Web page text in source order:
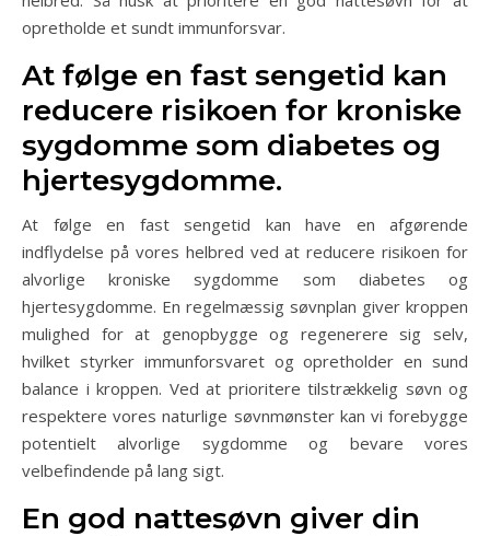
opretholde et sundt immunforsvar.
At følge en fast sengetid kan
reducere risikoen for kroniske
sygdomme som diabetes og
hjertesygdomme.
At følge en fast sengetid kan have en afgørende
indflydelse på vores helbred ved at reducere risikoen for
alvorlige kroniske sygdomme som diabetes og
hjertesygdomme. En regelmæssig søvnplan giver kroppen
mulighed for at genopbygge og regenerere sig selv,
hvilket styrker immunforsvaret og opretholder en sund
balance i kroppen. Ved at prioritere tilstrækkelig søvn og
respektere vores naturlige søvnmønster kan vi forebygge
potentielt alvorlige sygdomme og bevare vores
velbefindende på lang sigt.
En god nattesøvn giver din